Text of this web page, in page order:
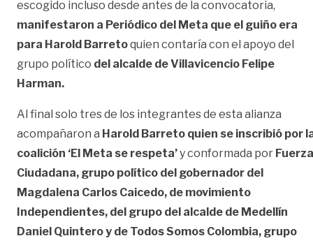
escogido incluso desde antes de la convocatoria,
manifestaron a Periódico del Meta que el guiño era
para Harold Barretoquien contaría con el apoyo del
grupo político del alcalde de Villavicencio Felipe
Harman.
Al final solo tres de los integrantes de esta alianza
acompañaron a Harold Barreto quien se inscribió por
coalición ‘El Meta se respeta’y conformada por Fuerza
Ciudadana, grupo político del gobernador del
Magdalena Carlos Caicedo, de movimiento
Independientes, del grupo del alcalde de Medellín
Daniel Quintero y de Todos Somos Colombia, grupo